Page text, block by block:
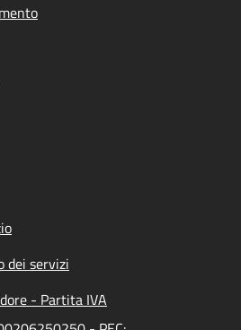
dei servizi
- Partita IVA